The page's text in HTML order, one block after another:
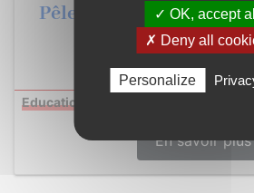
Pêle-Mêle des activités
Education
En savoir plus
✓ OK, accept all
✗ Deny all
Personalize